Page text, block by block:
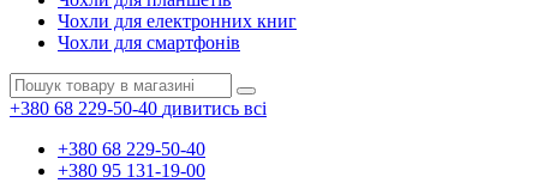
Чохли для електронних книг
Чохли для смартфонів
+380 68 229-50-40 дивитись всі
+380 68 229-50-40
+380 95 131-19-00